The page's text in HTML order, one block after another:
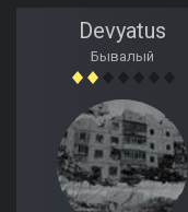
Devyatus
Бывалый